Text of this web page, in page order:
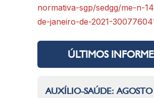
normativa-sgp/sedgg/me-n-
de-janeiro-de-2021-
ÚLTIMOS
AUXÍLIO-SAÚDE: AGOSTO